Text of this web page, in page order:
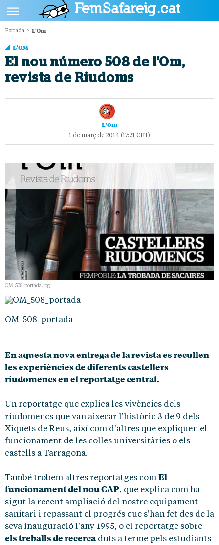
CULTURA
SOCIETAT
OPINIÓ
Portada L'Om
L'OM
El nou número 508 de l'Om,
revista de Riudoms
L'Om
1 de març de 2014 (17:21 CET)
OM_508_portada.jpg
OM_508_portada
En aquesta nova entrega de la revista es recullen
les experiències de diferents castellers
riudomencs en el reportatge central.
Un reportatge que explica les vivències dels
riudomencs que van aixecar l'històric 3 de 9 dels
Xiquets de Reus, així com d'altres que expliquen el
funcionament de les colles universitàries o els
castells a Tarragona.
També trobem altres reportatges com El
funcionament del nou CAP, que explica com ha
sigut la recent ampliació del nostre equipament
sanitari i repassant el progrés que s'han fet des de la
seva inauguració l'any 1995, o el reportatge sobre
els treballs de recerca duts a terme pels estudiants